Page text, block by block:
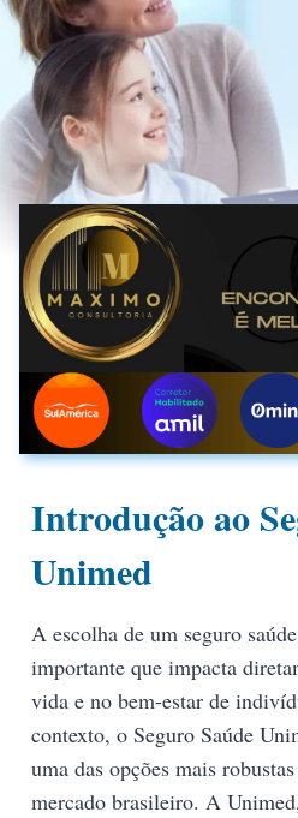
Introdução ao
Unimed
A escolha de um seguro
importante que impacta
vida e no bem-estar de
contexto, o Seguro Saúde
uma das opções mais
mercado brasileiro. A